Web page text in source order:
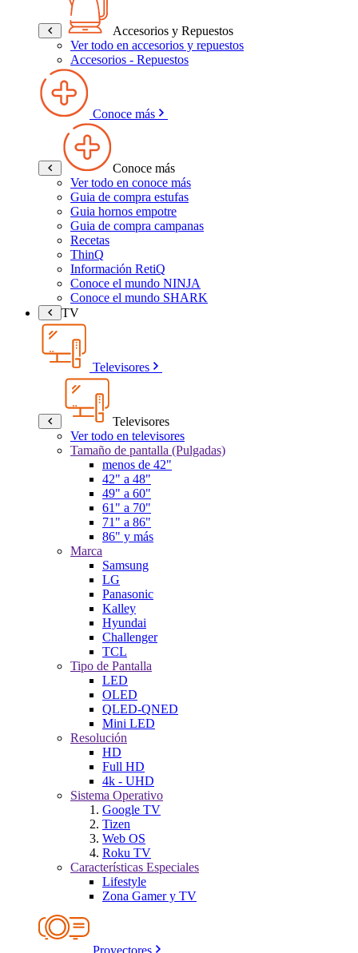
Accesorios y Repuestos
Ver todo en accesorios y repuestos
Accesorios - Repuestos
Conoce más
Conoce más
Ver todo en conoce más
Guia de compra estufas
Guia hornos empotre
Guia de compra campanas
Recetas
ThinQ
Información RetiQ
Conoce el mundo NINJA
Conoce el mundo SHARK
TV
Televisores
Televisores
Ver todo en televisores
Tamaño de pantalla (Pulgadas)
menos de 42"
42" a 48"
49" a 60"
61" a 70"
71" a 86"
86" y más
Marca
Samsung
LG
Panasonic
Kalley
Hyundai
Challenger
TCL
Tipo de Pantalla
LED
OLED
QLED-QNED
Mini LED
Resolución
HD
Full HD
4k - UHD
Sistema Operativo
Google TV
Tizen
Web OS
Roku TV
Características Especiales
Lifestyle
Zona Gamer y TV
Proyectores